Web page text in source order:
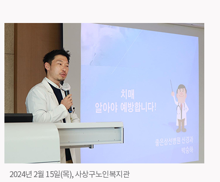
2024년 2월 15일(목), 사상구노인복지관